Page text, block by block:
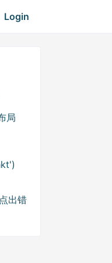
Login
局
出错